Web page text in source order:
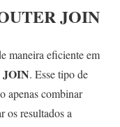
JOIN
maneira eficiente em
. Esse tipo de
apenas combinar
os resultados a